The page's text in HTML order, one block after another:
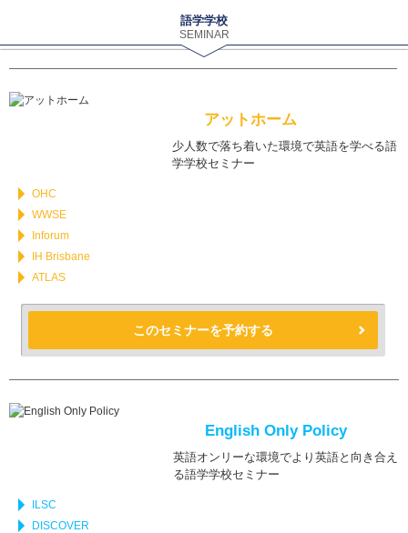
語学学校
SEMINAR
アットホーム
少人数で落ち着いた環境で英語を学べる語
学学校セミナー
OHC
WWSE
Inforum
IH Brisbane
ATLAS
このセミナーを予約する
English Only Policy
英語オンリーな環境でより英語と向き合え
る語学学校セミナー
ILSC
DISCOVER